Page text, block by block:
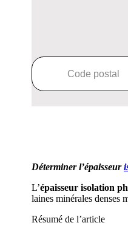
Déterminer l’épaisseur
L’épaisseur isolation
laines minérales denses
Résumé de l’article